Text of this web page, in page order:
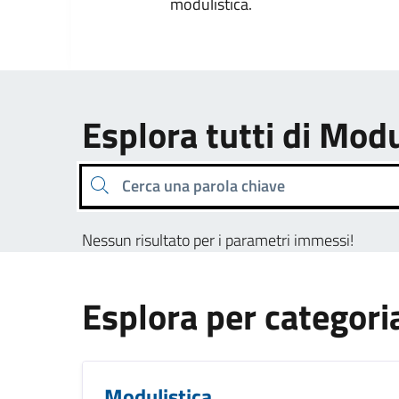
Esplora tutti di
Cerca una parola chiave
Nessun risultato per i parametri immessi!
Esplora per